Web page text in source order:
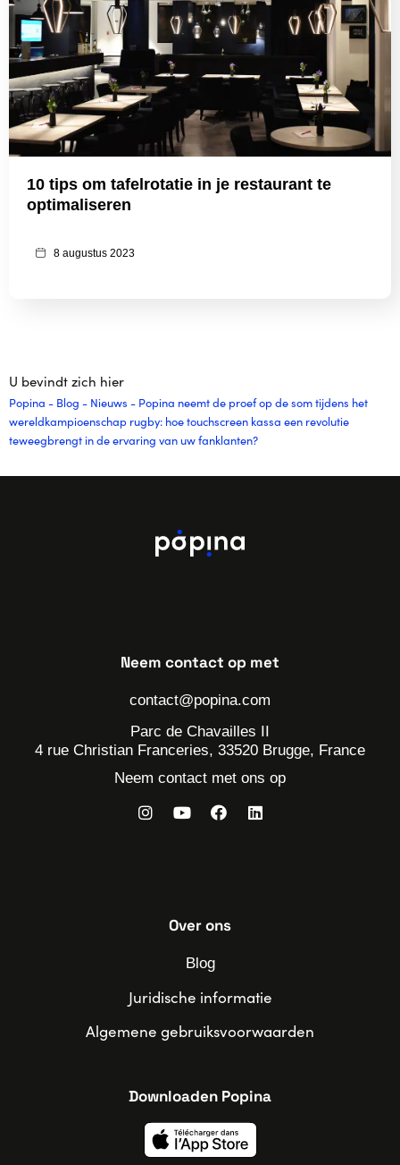
10 tips om tafelrotatie in je restaurant te
optimaliseren
8 augustus 2023
U bevindt zich hier
Popina - Blog - Nieuws - Popina neemt de proef op de som tijdens het
wereldkampioenschap rugby: hoe touchscreen kassa een revolutie
teweegbrengt in de ervaring van uw fanklanten?
Neem contact op met
contact@popina.com
Parc de Chavailles II
4 rue Christian Franceries, 33520 Brugge, France
Neem contact met ons op
Over ons
Blog
Juridische informatie
Algemene gebruiksvoorwaarden
Downloaden Popina